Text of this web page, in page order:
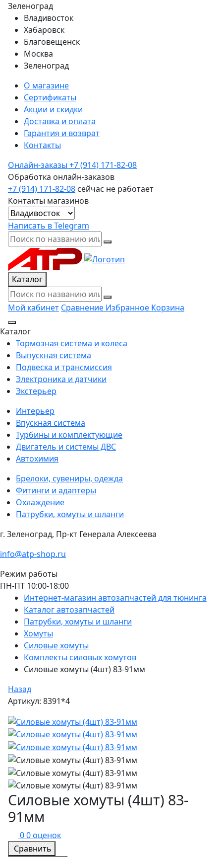
Зеленоград
Владивосток
Хабаровск
Благовещенск
Москва
Зеленоград
О магазине
Сертификаты
Акции и скидки
Доставка и оплата
Гарантия и возврат
Контакты
Онлайн-заказы +7 (914) 171-82-08
Обработка онлайн-заказов
+7 (914) 171-82-08 сейчас не работает
Контакты магазинов
Написать в Telegram
Каталог
Мой кабинет Сравнение Избранное Корзина
Каталог
Тормозная система и колеса
Выпускная система
Подвеска и трансмиссия
Электроника и датчики
Экстерьер
Интерьер
Впускная система
Турбины и комплектующие
Двигатель и системы ДВС
Автохимия
Брелоки, сувениры, одежда
Фитинги и адаптеры
Охлаждение
Патрубки, хомуты и шланги
г. Зеленоград, Пр-кт Генерала Алексеева
info@atp-shop.ru
Режим работы
ПН-ПТ 10:00-18:00
Интернет-магазин автозапчастей для тюнинга
Каталог автозапчастей
Патрубки, хомуты и шланги
Хомуты
Силовые хомуты
Комплекты силовых хомутов
Силовые хомуты (4шт) 83-91мм
Назад
Артикул: 8391*4
Силовые хомуты (4шт) 83-
91мм
00 оценок
Сравнить